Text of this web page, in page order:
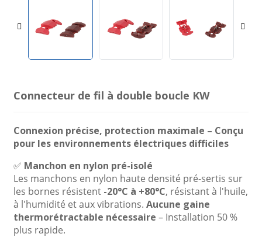
Connecteur de fil à double boucle KW
Connexion précise, protection maximale – Conçu
pour les environnements électriques difficiles
✅ Manchon en nylon pré-isolé
Les manchons en nylon haute densité pré-sertis sur
les bornes résistent -20°C à +80°C, résistant à l'huile,
à l'humidité et aux vibrations. Aucune gaine
thermorétractable nécessaire – Installation 50 %
plus rapide.